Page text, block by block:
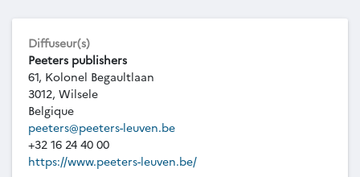
Diffuseur(s)
Peeters publishers
61, Kolonel Begaultlaan
3012, Wilsele
Belgique
peeters@peeters-leuven.be
+32 16 24 40 00
https://www.peeters-leuven.be/